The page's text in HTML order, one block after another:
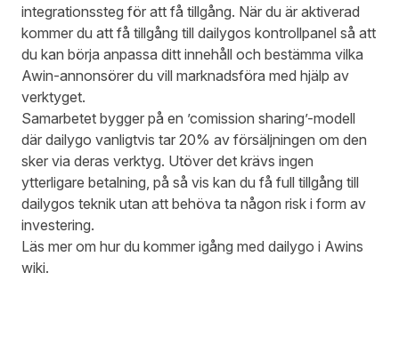
integrationssteg för att få tillgång. När du är aktiverad
kommer du att få tillgång till dailygos kontrollpanel så att
du kan börja anpassa ditt innehåll och bestämma vilka
Awin-annonsörer du vill marknadsföra med hjälp av
verktyget.
Samarbetet bygger på en ’comission sharing’-modell
där dailygo vanligtvis tar 20% av försäljningen om den
sker via deras verktyg. Utöver det krävs ingen
ytterligare betalning, på så vis kan du få full tillgång till
dailygos teknik utan att behöva ta någon risk i form av
investering.
Läs mer om hur du kommer igång med dailygo i Awins
wiki.